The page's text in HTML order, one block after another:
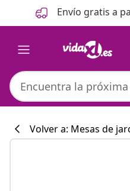
Anterior
Siguiente Envío gratis a
Volver a: Mesas de